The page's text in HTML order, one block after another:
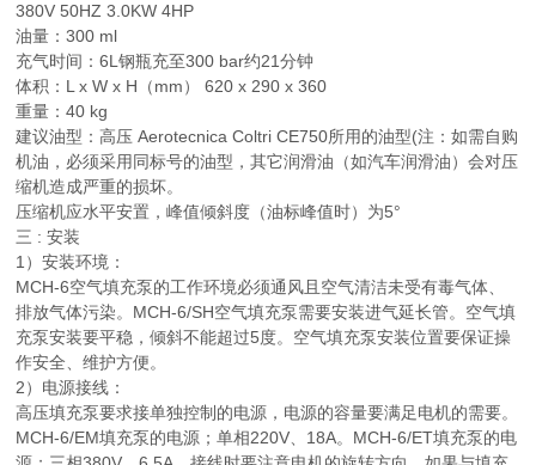
380V 50HZ 3.0KW 4HP
油量：300 ml
充气时间：6L钢瓶充至300 bar约21分钟
体积：L x W x H（mm） 620 x 290 x 360
重量：40 kg
建议油型：高压 Aerotecnica Coltri CE750所用的油型(注：如需自购
机油，必须采用同标号的油型，其它润滑油（如汽车润滑油）会对压
缩机造成严重的损坏。
压缩机应水平安置，峰值倾斜度（油标峰值时）为5°
三 : 安装
1）安装环境：
MCH-6空气填充泵的工作环境必须通风且空气清洁未受有毒气体、
排放气体污染。MCH-6/SH空气填充泵需要安装进气延长管。空气填
充泵安装要平稳，倾斜不能超过5度。空气填充泵安装位置要保证操
作安全、维护方便。
2）电源接线：
高压填充泵要求接单独控制的电源，电源的容量要满足电机的需要。
MCH-6/EM填充泵的电源；单相220V、18A。MCH-6/ET填充泵的电